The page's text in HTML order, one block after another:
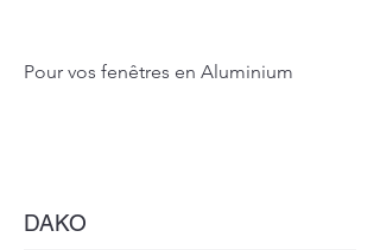
Pour vos fenêtres en Aluminium
DAKO